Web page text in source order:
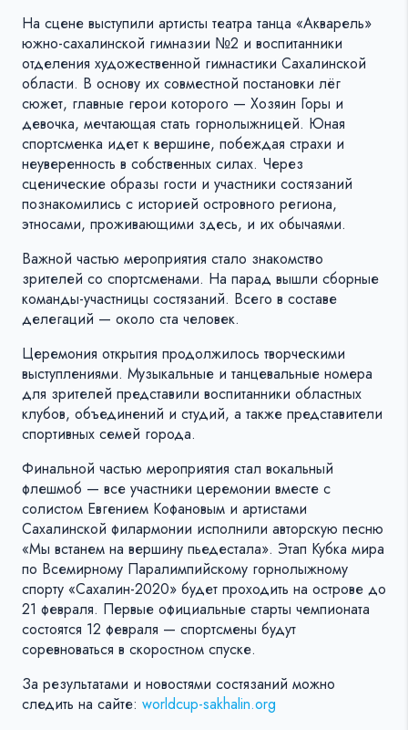
На сцене выступили артисты театра танца «Акварель»
южно-сахалинской гимназии №2 и воспитанники
отделения художественной гимнастики Сахалинской
области. В основу их совместной постановки лёг
сюжет, главные герои которого — Хозяин Горы и
девочка, мечтающая стать горнолыжницей. Юная
спортсменка идет к вершине, побеждая страхи и
неуверенность в собственных силах. Через
сценические образы гости и участники состязаний
познакомились с историей островного региона,
этносами, проживающими здесь, и их обычаями.
Важной частью мероприятия стало знакомство
зрителей со спортсменами. На парад вышли сборные
команды-участницы состязаний. Всего в составе
делегаций — около ста человек.
Церемония открытия продолжилось творческими
выступлениями. Музыкальные и танцевальные номера
для зрителей представили воспитанники областных
клубов, объединений и студий, а также представители
спортивных семей города.
Финальной частью мероприятия стал вокальный
флешмоб — все участники церемонии вместе с
солистом Евгением Кофановым и артистами
Сахалинской филармонии исполнили авторскую песню
«Мы встанем на вершину пьедестала». Этап Кубка мира
по Всемирному Паралимпийскому горнолыжному
спорту «Сахалин-2020» будет проходить на острове до
21 февраля. Первые официальные старты чемпионата
состоятся 12 февраля — спортсмены будут
соревноваться в скоростном спуске.
За результатами и новостями состязаний можно
следить на сайте: worldcup-sakhalin.org